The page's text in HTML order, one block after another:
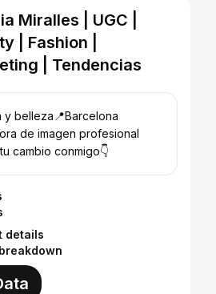
Miralles | UGC |
| Fashion |
| Tendencias
y belleza📍Barcelona
de imagen profesional
cambio conmigo👇
details